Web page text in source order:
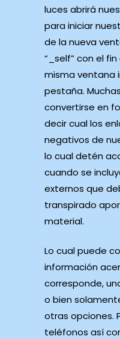
luces abrirá
para iniciar
de la nueva
“_self” con el
misma ventana
pestaña.
convertirse en
decir cual los
negativos de
lo cual detén
cuando se
externos que
transpirado
material.
Lo cual puede
información
corresponde,
o bien
otras opciones.
teléfonos así­